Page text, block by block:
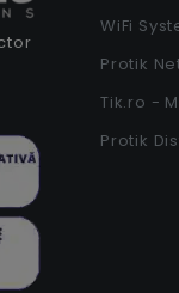
WiFi
Protik
Tik.ro -
Protik